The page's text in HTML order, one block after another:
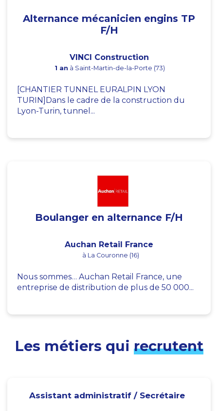
Alternance mécanicien engins TP
F/H
VINCI Construction
1 an à Saint-Martin-de-la-Porte (73)
[CHANTIER TUNNEL EURALPIN LYON
TURIN]Dans le cadre de la construction du
Lyon-Turin, tunnel...
Boulanger en alternance F/H
Auchan Retail France
à La Couronne (16)
Nous sommes… Auchan Retail France, une
entreprise de distribution de plus de 50 000...
Les métiers qui recrutent
Assistant administratif / Secrétaire